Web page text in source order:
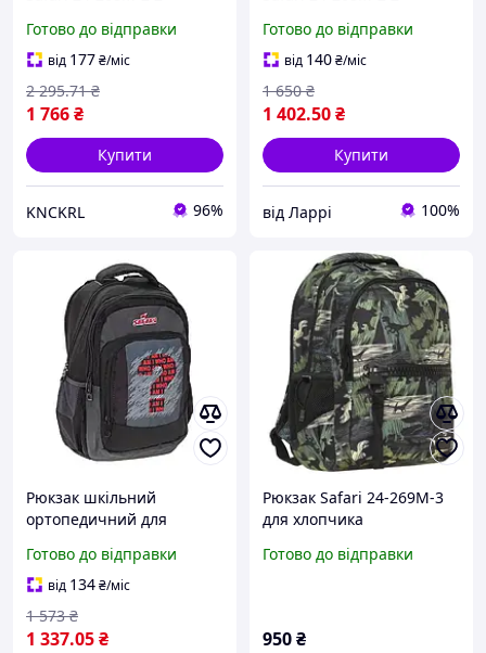
л чорний
Готово до відправки
від 177₴/міс
1 766₴
2 295.71 ₴
Купити
KNCKRL 96%
л чорний
Готово до відправки
від 140₴/міс
1 402.50₴
1 650 ₴
Купити
від Ларрі 100%
Рюкзак шкільний
ортопедичний для
SAFARI 22-116L-3
Готово до відправки
від 134₴/міс
1 337.05₴
1 573 ₴
Рюкзак Safari 24-269M-3
для хлопчика
Готово до відправки
950₴